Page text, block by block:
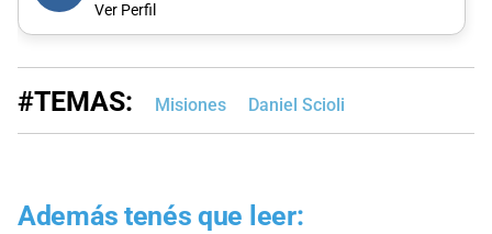
Ver Perfil
#TEMAS: Misiones Daniel Scioli
Además tenés que leer: